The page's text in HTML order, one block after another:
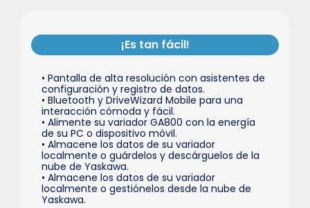
¡Es tan fácil!
• Pantalla de alta resolución con asistentes de
configuración y registro de datos.
• Bluetooth y DriveWizard Mobile para una
interacción cómoda y fácil.
• Alimente su variador GA800 con la energía
de su PC o dispositivo móvil.
• Almacene los datos de su variador
localmente o guárdelos y descárguelos de la
nube de Yaskawa.
• Almacene los datos de su variador
localmente o gestiónelos desde la nube de
Yaskawa.